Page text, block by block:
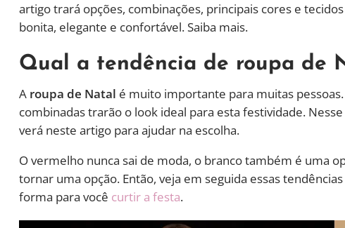
artigo trará opções, combinações, principais cores e
bonita, elegante e confortável. Saiba mais.
Qual a tendência de roupa de
A roupa de Natal é muito importante para muitas
combinadas trarão o look ideal para esta festividade.
verá neste artigo para ajudar na escolha.
O vermelho nunca sai de moda, o branco também é uma
tornar uma opção. Então, veja em seguida essas
forma para você curtir a festa.